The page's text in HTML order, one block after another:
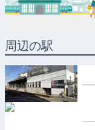
周辺の駅